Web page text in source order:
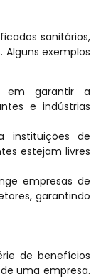
sanitários,
exemplos
em garantir a
e indústrias
instituições de
estejam livres
empresas de
garantindo
de benefícios
uma empresa.